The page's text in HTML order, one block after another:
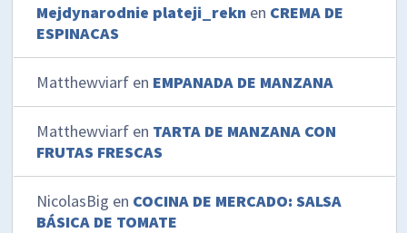
Mejdynarodnie plateji_rekn en CREMA DE
ESPINACAS
Matthewviarf en EMPANADA DE MANZANA
Matthewviarf en TARTA DE MANZANA CON
FRUTAS FRESCAS
NicolasBig en COCINA DE MERCADO: SALSA
BÁSICA DE TOMATE